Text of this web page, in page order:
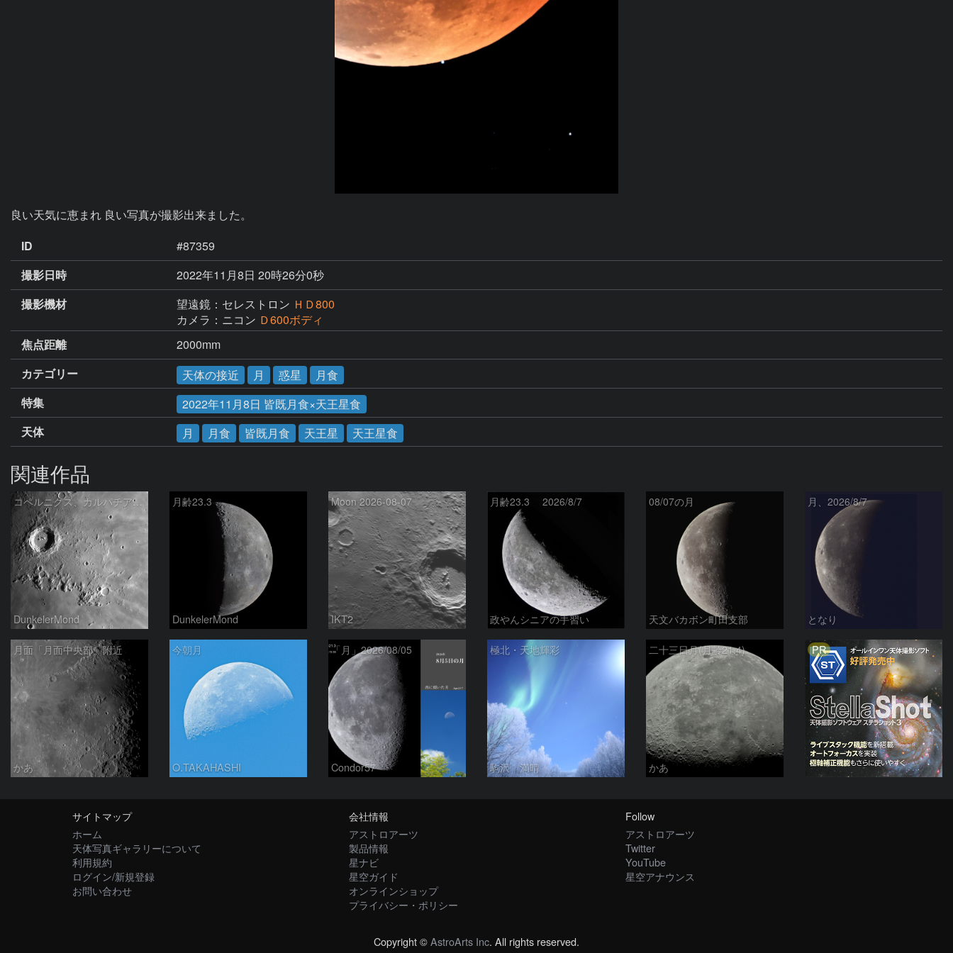
良い天気に恵まれ 良い写真が撮影出来ました。
ID
#87359
撮影日時
2022年11月8日 20時26分0秒
撮影機材
望遠鏡：セレストロン ＨＤ800
カメラ：ニコン Ｄ600ボディ
焦点距離
2000mm
カテゴリー
天体の接近 月 惑星
月食
特集
2022年11月8日 皆既月食×天王星食
天体
月 月食 皆既月食 天王星 天王星食
関連作品
コペルニクス、カルパチア山脈付近
DunkelerMond
月齢23.3
DunkelerMond
Moon 2026-08-07
IKT2
月齢23.3 2026/8/7
政やんシニアの手習い
08/07の月
天文バカボン町田支部
月、2026/8/7
となり
月面「月面中央部」附近
かあ
今朝月
O.TAKAHASHI
「月」2026/08/05
Condor57
極北・天地輝彩
駒沢 満晴
二十三日月(月齢21.4)
かあ
PR
サイトマップ
ホーム
天体写真ギャラリーについて
利用規約
ログイン/新規登録
お問い合わせ
会社情報
アストロアーツ
製品情報
星ナビ
星空ガイド
オンラインショップ
プライバシー・ポリシー
Follow
アストロアーツ
Twitter
YouTube
星空アナウンス
Copyright ©AstroArts Inc. All rights reserved.